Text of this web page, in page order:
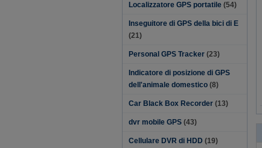
Localizzatore GPS portatile (54)
Inseguitore di GPS della bici di E
(21)
Personal GPS Tracker (23)
Indicatore di posizione di GPS
dell'animale domestico (8)
Car Black Box Recorder (13)
dvr mobile GPS (43)
Cellulare DVR di HDD (19)